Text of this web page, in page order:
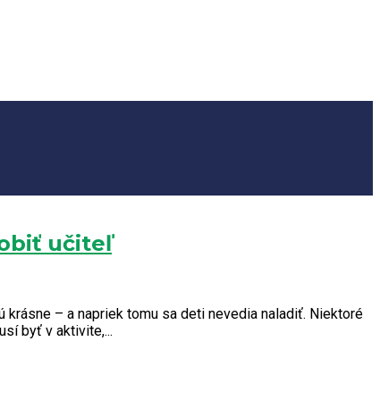
učiteľ
– a napriek tomu sa deti nevedia naladiť. Niektoré
byť v aktivite,...